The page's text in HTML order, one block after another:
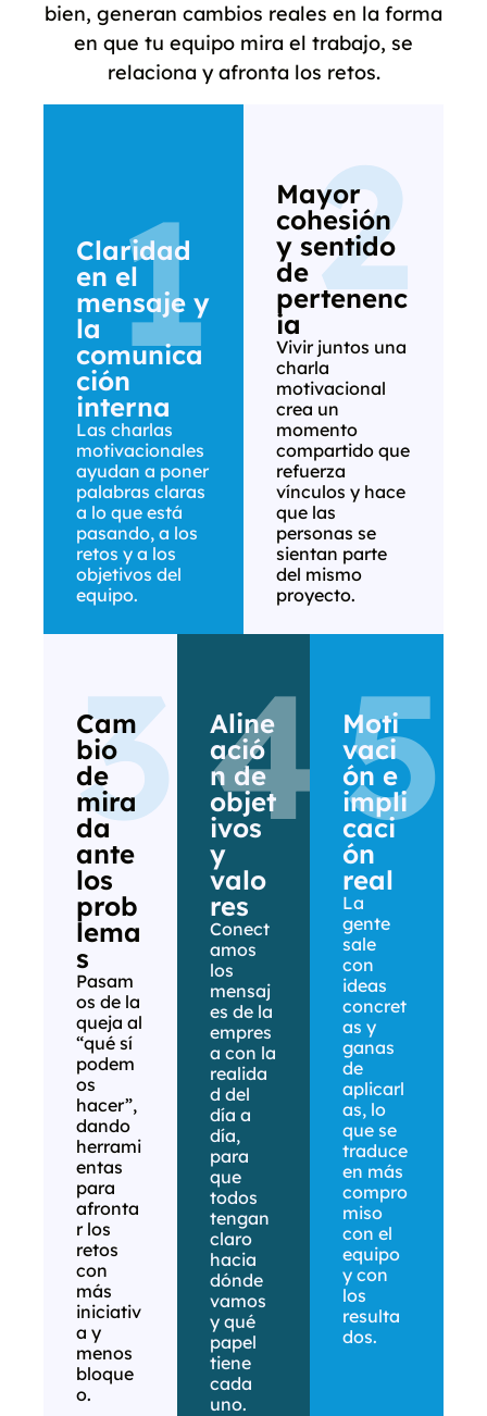
bien, generan cambios reales en la forma
en que tu equipo mira el trabajo, se
relaciona y afronta los retos.
1
Claridad
en el
mensaje y
la
comunica
ción
interna
Las charlas
motivacionales
ayudan a poner
palabras claras
a lo que está
pasando, a los
retos y a los
objetivos del
equipo.
2
Mayor
cohesión
y sentido
de
pertenenc
ia
Vivir juntos una
charla
motivacional
crea un
momento
compartido que
refuerza
vínculos y hace
que las
personas se
sientan parte
del mismo
proyecto.
3
Cam
bio
de
mira
da
ante
los
prob
lema
s
Pasam
os de la
queja al
“qué sí
podem
os
hacer”,
dando
herrami
entas
para
afronta
r los
retos
con
más
iniciativ
a y
menos
bloque
o.
4
Aline
ació
n de
objet
ivos
y
valo
res
Conect
amos
los
mensaj
es de la
empres
a con la
realida
d del
día a
día,
para
que
todos
tengan
claro
hacia
dónde
vamos
y qué
papel
tiene
cada
uno.
5
Moti
vaci
ón e
impli
caci
ón
real
La
gente
sale
con
ideas
concret
as y
ganas
de
aplicarl
as, lo
que se
traduce
en más
compro
miso
con el
equipo
y con
los
resulta
dos.